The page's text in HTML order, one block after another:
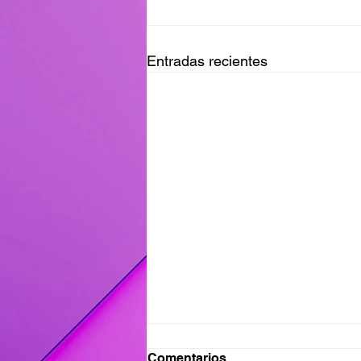
Entradas recientes
Ganadores del Viernes